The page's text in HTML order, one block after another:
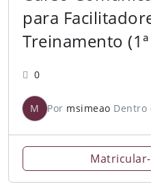
para
Treinamento
0
M Por msimeao Dentro